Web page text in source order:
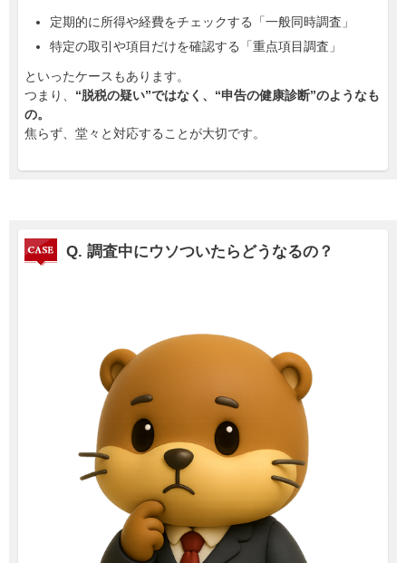
定期的に所得や経費をチェックする「一般同時調査」
特定の取引や項目だけを確認する「重点項目調査」
といったケースもあります。
つまり、 “脱税の疑い”ではなく、“申告の健康診断”のようなも
の。
焦らず、堂々と対応することが大切です。
Q. 調査中にウソついたらどうなるの？